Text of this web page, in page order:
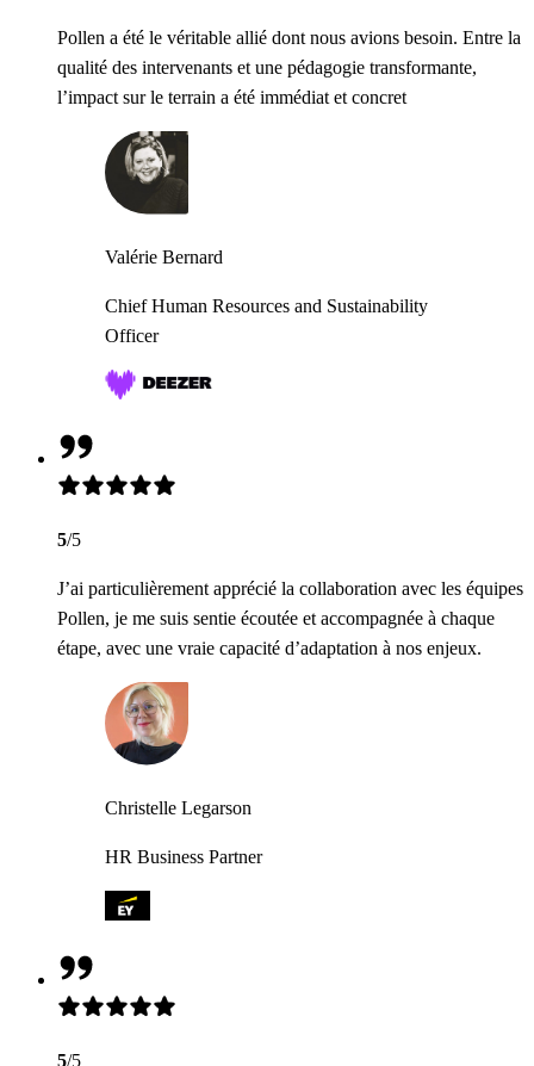
Pollen a été le véritable allié dont nous avions besoin. Entre la
qualité des intervenants et une pédagogie transformante,
l’impact sur le terrain a été immédiat et concret
Valérie Bernard
Chief Human Resources and Sustainability
Officer
5/5
J’ai particulièrement apprécié la collaboration avec les équipes
Pollen, je me suis sentie écoutée et accompagnée à chaque
étape, avec une vraie capacité d’adaptation à nos enjeux.
Christelle Legarson
HR Business Partner
5/5